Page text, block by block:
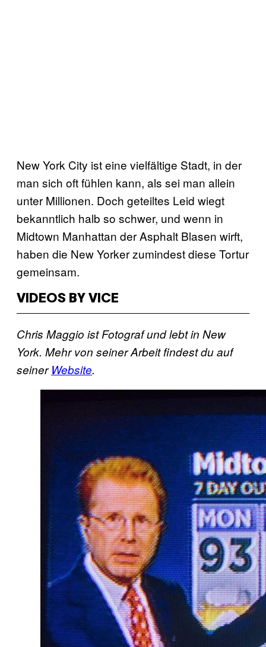
New York City ist eine vielfältige Stadt, in der
man sich oft fühlen kann, als sei man allein
unter Millionen. Doch geteiltes Leid wiegt
bekanntlich halb so schwer, und wenn in
Midtown Manhattan der Asphalt Blasen wirft,
haben die New Yorker zumindest diese Tortur
gemeinsam.
VIDEOS BY VICE
Chris Maggio ist Fotograf und lebt in New
York. Mehr von seiner Arbeit findest du auf
seinerWebsite.